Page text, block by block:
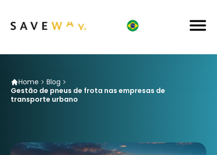
Home
Blog
Gestão de pneus de frota nas empresas de
transporte urbano